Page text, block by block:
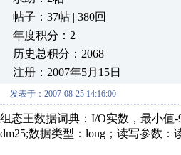
帖子：37帖 | 380回
年度积分：2
历史总积分：2068
注册：2007年5月15日
发表于：2007-08-25 14:16:00
组态王数据词典：I/O实数，最小值-
dm25;数据类型：long；读写参数：